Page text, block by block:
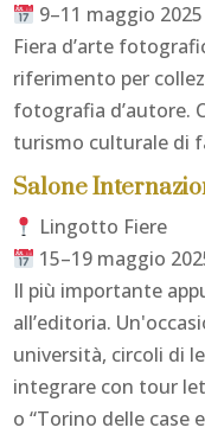
9–11 maggio 2025
Fiera d’arte
riferimento per
fotografia d’autore.
turismo culturale di
Salone
Lingotto Fiere
15–19 maggio
Il più importante
all’editoria.
università, circoli di
integrare con tour
o “Torino delle case